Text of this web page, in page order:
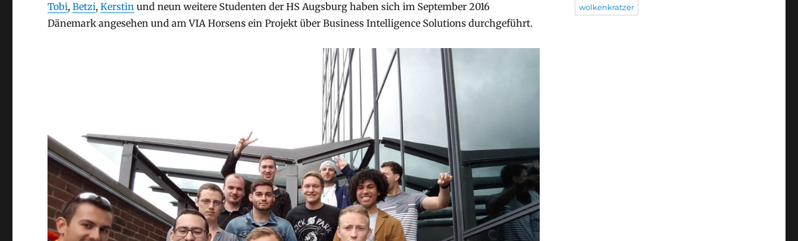
Tobi,Betzi,Kerstin und neun weitere Studenten der HS Augsburg haben sich im September 2016
Dänemark angesehen und am VIA Horsens ein Projekt über Business Intelligence Solutions durchgeführt.
wolkenkratzer